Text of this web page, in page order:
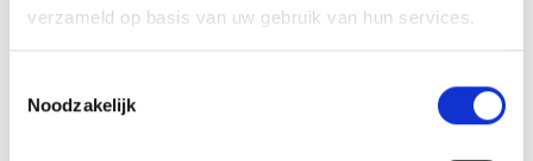
verzameld op basis van uw gebruik van hun services.
Noodzakelijk
Samenwerking binnen het